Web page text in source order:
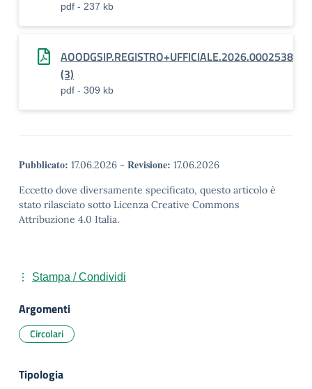
pdf - 237 kb
AOODGSIP.REGISTRO+UFFICIALE.2026.0002538
(3)
pdf - 309 kb
Pubblicato: 17.06.2026 - Revisione: 17.06.2026
Eccetto dove diversamente specificato, questo articolo è
stato rilasciato sotto Licenza Creative Commons
Attribuzione 4.0 Italia.
Stampa / Condividi
Argomenti
Circolari
Tipologia